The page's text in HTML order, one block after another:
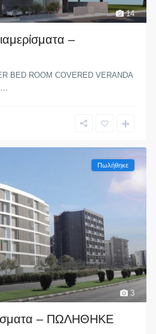
14
–
BED ROOM COVERED VERANDA
3
Πωλήθηκε
– ΠΩΛΗΘΗΚΕ